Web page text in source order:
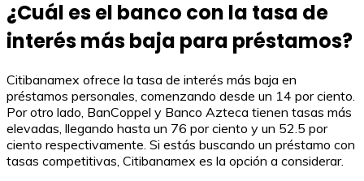
¿Cuál es el banco con la tasa de
interés más baja para préstamos?
Citibanamex ofrece la tasa de interés más baja en
préstamos personales, comenzando desde un 14 por ciento.
Por otro lado, BanCoppel y Banco Azteca tienen tasas más
elevadas, llegando hasta un 76 por ciento y un 52.5 por
ciento respectivamente. Si estás buscando un préstamo con
tasas competitivas, Citibanamex es la opción a considerar.